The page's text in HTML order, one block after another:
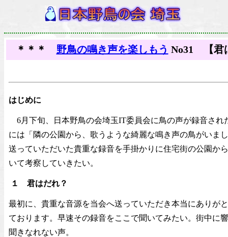
＊＊＊ 野鳥の鳴き声を楽しもう No31 【君
はじめに
6月下旬、日本野鳥の会埼玉IT委員会に鳥の声が録音され
には「隣の公園から、歌うような綺麗な鳴き声の鳥がいま
送っていただいた貴重な録音を手掛かりに住宅街の公園か
いて考察していきたい。
１ 君はだれ？
最初に、貴重な音源を当会へ送っていただき本当にありが
ております。早速その録音をここで聞いてみたい。街中に
聞きなれない声。